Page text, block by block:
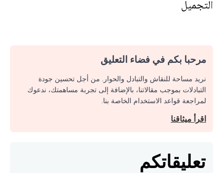
التجميل
مرحبا بكم في فضاء التعليق
نريد مساحة للنقاش والتبادل والحوار. من أجل تحسين جودة
التبادلات بموجب مقالاتنا، بالإضافة إلى تجربة مساهمتك، ندعوك
لمراجعة قواعد الاستخدام الخاصة بنا.
اقرأ ميثاقنا
تعليقاتكم